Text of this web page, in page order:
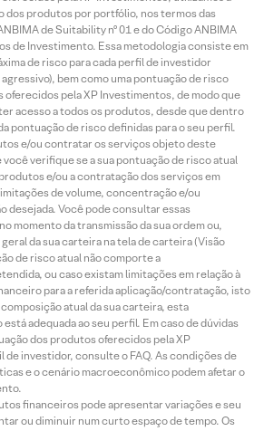
dos produtos por portfólio, nos termos das
de Suitability nº 01 e do Código ANBIMA
de Investimento. Essa metodologia consiste em
de risco para cada perfil de investidor
bem como uma pontuação de risco
oferecidos pela XP Investimentos, de modo que
acesso a todos os produtos, desde que dentro
pontuação de risco definidas para o seu perfil.
e/ou contratar os serviços objeto deste
verifique se a sua pontuação de risco atual
e/ou a contratação dos serviços em
de volume, concentração e/ou
desejada. Você pode consultar essas
momento da transmissão da sua ordem ou,
da sua carteira na tela de carteira (Visão
de risco atual não comporte a
ou caso existam limitações em relação à
para a referida aplicação/contratação, isto
atual da sua carteira, esta
adequada ao seu perfil. Em caso de dúvidas
dos produtos oferecidos pela XP
de investidor, consulte o FAQ. As condições de
e o cenário macroeconômico podem afetar o
financeiros pode apresentar variações e seu
ou diminuir num curto espaço de tempo. Os